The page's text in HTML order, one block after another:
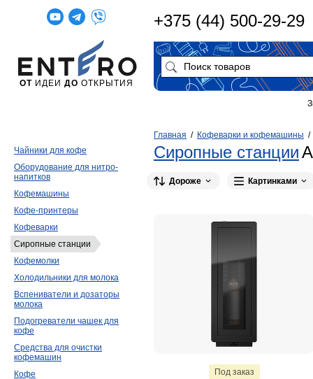
Главная / Кофеварки и кофемашины
Сиропные станции
Дороже Картинками
Под заказ
Чайники для кофе
Оборудование для нитро-
напитков
Кофемашины
Кофе-принтеры
Кофеварки
Сиропные станции
Кофемолки
Холодильники для молока
Вспениватели и дозаторы
молока
Подогреватели чашек для
кофе
Средства для очистки
кофемашин
Кофе
ОТ ИДЕИ ДО ОТКРЫТИЯ
+375 (44) 500-29-29